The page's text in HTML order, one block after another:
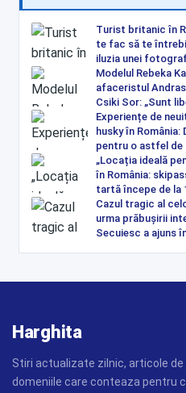
Turist britanic în
te fac să te
iluzia unei
Modelul Rebeka
afaceristul
Csiki Sor: „Sunt
Experiențe de
husky în
pentru o astfel de
„Locația ideală
în România:
tartă începe de la
Cazul tragic al
urma prăbușirii
Secuiesc a ajuns
Harghita
Stiri actualizate zilnic, articole
domeniile care conteaza pentru